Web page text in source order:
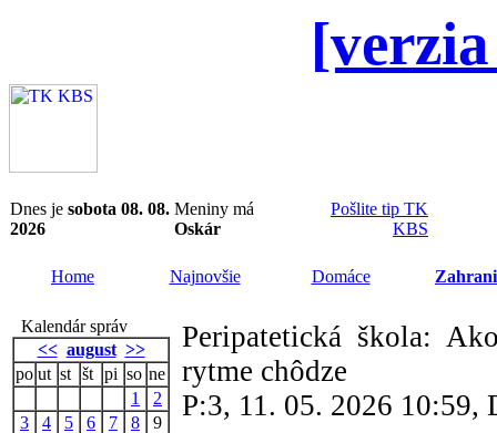
Dnes je sobota 08. 08.
2026
Meniny má
Oskár
Pošlite tip TK
KBS
Home Najnovšie Domáce
Kalendár správ
<< august >>
po ut st št pi so ne
1
2
3
4 5 6 7 8
9
Peripatetická škola:
rytme chôdze
P:3, 11. 05. 2026 10:59,